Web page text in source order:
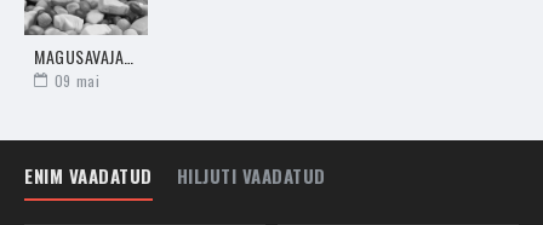
Ravitsemise eesmärgil kiire toime saamiseks kanna kristalli
ehtena, valmista poleeritud kristallist
sümboliseerib tervist.
09 mai
ENIM VAADATUD HILJUTI VAADATUD